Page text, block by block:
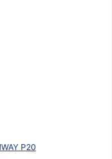
P20